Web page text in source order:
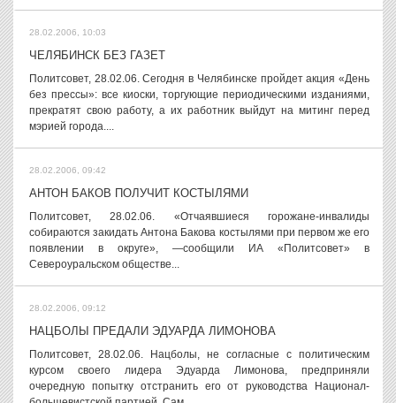
28.02.2006, 10:03
ЧЕЛЯБИНСК БЕЗ ГАЗЕТ
Политсовет, 28.02.06. Сегодня в Челябинске пройдет акция «День
без прессы»: все киоски, торгующие периодическими изданиями,
прекратят свою работу, а их работник выйдут на митинг перед
мэрией города....
28.02.2006, 09:42
АНТОН БАКОВ ПОЛУЧИТ КОСТЫЛЯМИ
Политсовет, 28.02.06. «Отчаявшиеся горожане-инвалиды
собираются закидать Антона Бакова костылями при первом же его
появлении в округе», —сообщили ИА «Политсовет» в
Североуральском обществе...
28.02.2006, 09:12
НАЦБОЛЫ ПРЕДАЛИ ЭДУАРДА ЛИМОНОВА
Политсовет, 28.02.06. Нацболы, не согласные с политическим
курсом своего лидера Эдуарда Лимонова, предприняли
очередную попытку отстранить его от руководства Национал-